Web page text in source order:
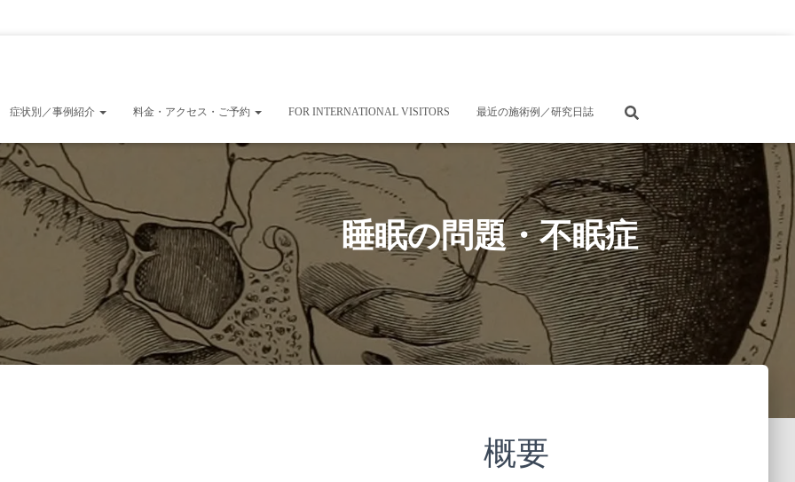
症状別／事例紹介 料金・アクセス・ご予約 FOR INTERNATIONAL VISITORS 最近の施術例／研究日誌
睡眠の問題・不眠症
概要